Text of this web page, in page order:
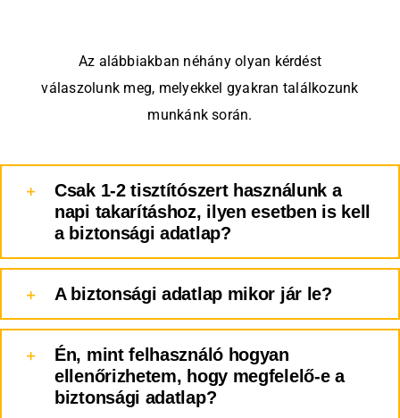
Az alábbiakban néhány olyan kérdést
válaszolunk meg, melyekkel gyakran találkozunk
munkánk során.
Csak 1-2 tisztítószert használunk a
napi takarításhoz, ilyen esetben is kell
a biztonsági adatlap?
A biztonsági adatlap mikor jár le?
Én, mint felhasználó hogyan
ellenőrizhetem, hogy megfelelő-e a
biztonsági adatlap?